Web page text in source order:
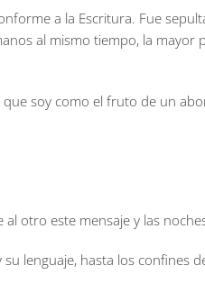
a la Escritura. Fue
al mismo tiempo, la mayor
que soy como el fruto de un
otro este mensaje y las
lenguaje, hasta los confines